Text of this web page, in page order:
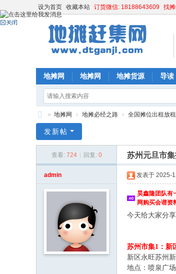
设为首页 收藏本站 订货微信: 18188643609 找
地摊网 地摊网 地摊货源 导读
镇
» 地摊网 › 地摊必经之路 › 全国摊位出租放租
发新帖
查看: 724 回复: 0 苏州元旦市
admin 发表于 2025-
昊鑫隆团队有
网购买会谱资
今天给大家分
苏州市集1：新
新区永旺苏州
地点：喷泉广场